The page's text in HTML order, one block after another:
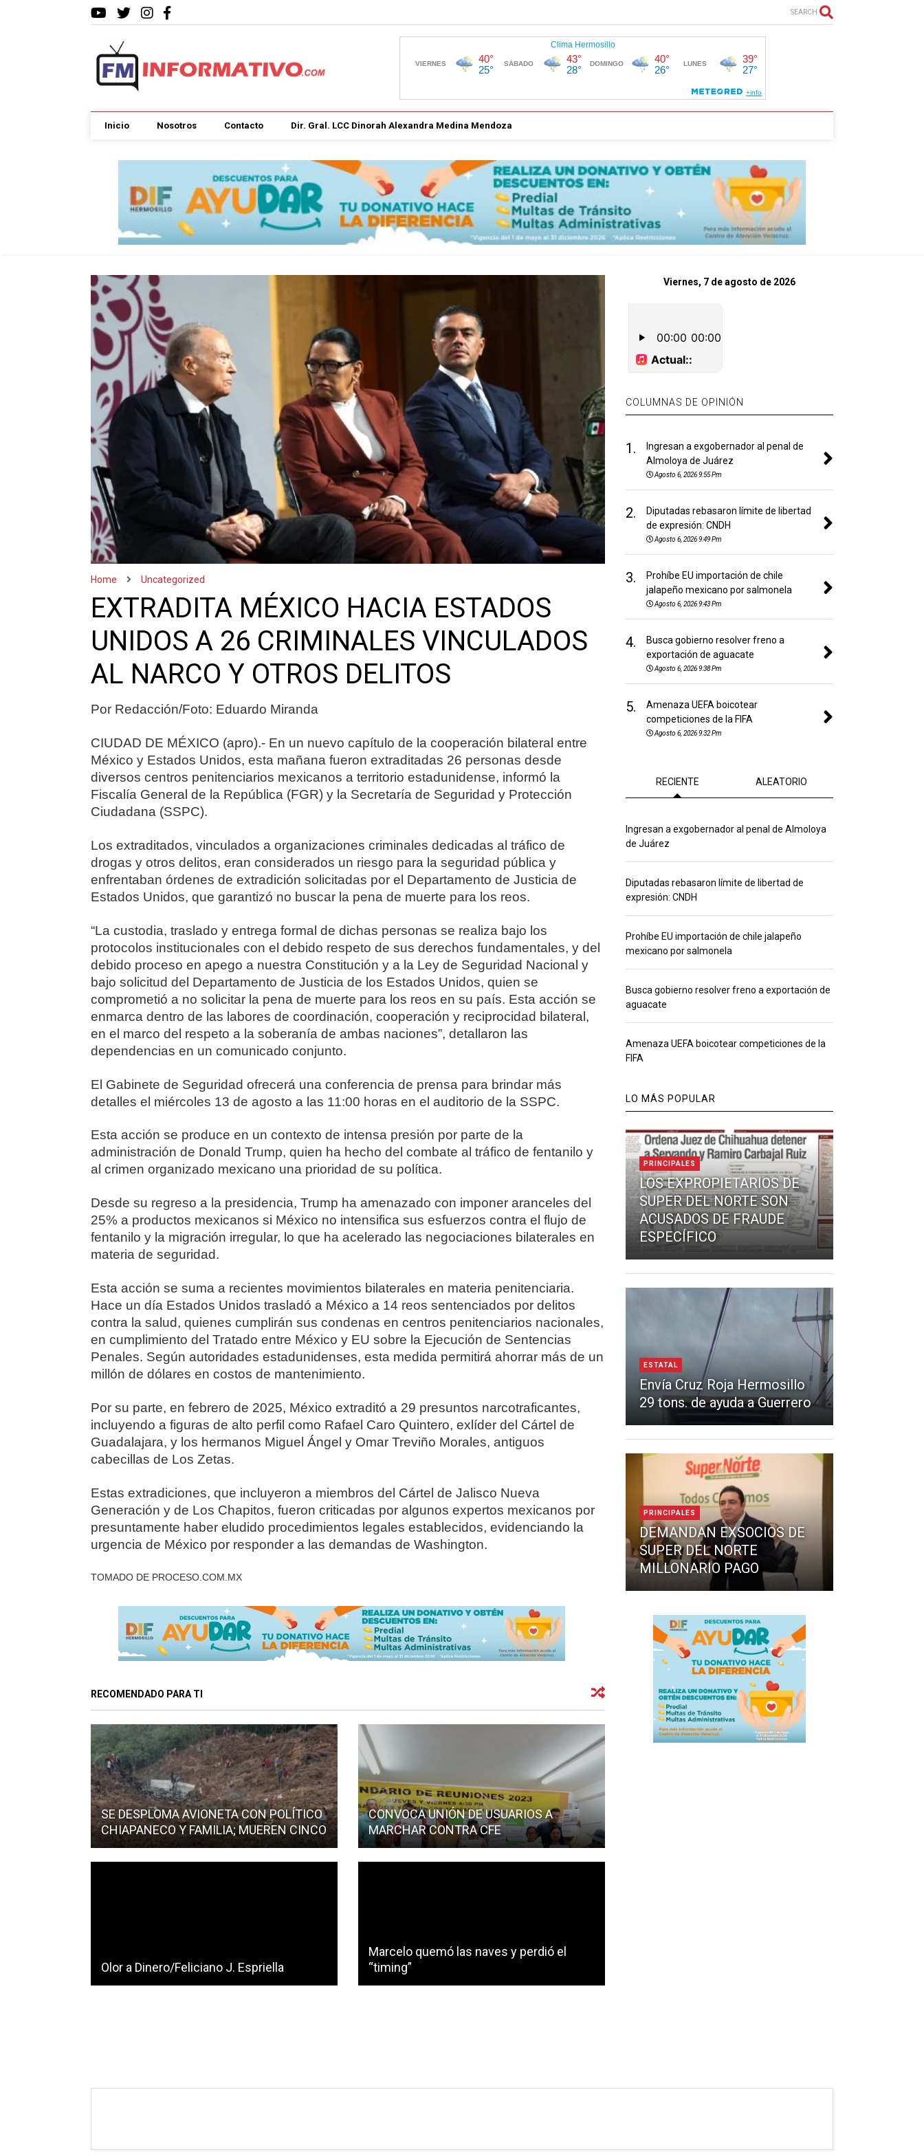
SEARCH
Inicio Nosotros Contacto Dir. Gral. LCC Dinorah Alexandra Medina Mendoza
Home Uncategorized
EXTRADITA MÉXICO HACIA ESTADOS
UNIDOS A 26 CRIMINALES VINCULADOS
AL NARCO Y OTROS DELITOS
Por Redacción/Foto: Eduardo Miranda
CIUDAD DE MÉXICO (apro).- En un nuevo capítulo de la cooperación bilateral entre
México y Estados Unidos, esta mañana fueron extraditadas 26 personas desde
diversos centros penitenciarios mexicanos a territorio estadunidense, informó la
Fiscalía General de la República (FGR) y la Secretaría de Seguridad y Protección
Ciudadana (SSPC).
Los extraditados, vinculados a organizaciones criminales dedicadas al tráfico de
drogas y otros delitos, eran considerados un riesgo para la seguridad pública y
enfrentaban órdenes de extradición solicitadas por el Departamento de Justicia de
Estados Unidos, que garantizó no buscar la pena de muerte para los reos.
“La custodia, traslado y entrega formal de dichas personas se realiza bajo los
protocolos institucionales con el debido respeto de sus derechos fundamentales, y del
debido proceso en apego a nuestra Constitución y a la Ley de Seguridad Nacional y
bajo solicitud del Departamento de Justicia de los Estados Unidos, quien se
comprometió a no solicitar la pena de muerte para los reos en su país. Esta acción se
enmarca dentro de las labores de coordinación, cooperación y reciprocidad bilateral,
en el marco del respeto a la soberanía de ambas naciones”, detallaron las
dependencias en un comunicado conjunto.
El Gabinete de Seguridad ofrecerá una conferencia de prensa para brindar más
detalles el miércoles 13 de agosto a las 11:00 horas en el auditorio de la SSPC.
Esta acción se produce en un contexto de intensa presión por parte de la
administración de Donald Trump, quien ha hecho del combate al tráfico de fentanilo y
al crimen organizado mexicano una prioridad de su política.
Desde su regreso a la presidencia, Trump ha amenazado con imponer aranceles del
25% a productos mexicanos si México no intensifica sus esfuerzos contra el flujo de
fentanilo y la migración irregular, lo que ha acelerado las negociaciones bilaterales en
materia de seguridad.
Esta acción se suma a recientes movimientos bilaterales en materia penitenciaria.
Hace un día Estados Unidos trasladó a México a 14 reos sentenciados por delitos
contra la salud, quienes cumplirán sus condenas en centros penitenciarios nacionales,
en cumplimiento del Tratado entre México y EU sobre la Ejecución de Sentencias
Penales. Según autoridades estadunidenses, esta medida permitirá ahorrar más de un
millón de dólares en costos de mantenimiento.
Por su parte, en febrero de 2025, México extraditó a 29 presuntos narcotraficantes,
incluyendo a figuras de alto perfil como Rafael Caro Quintero, exlíder del Cártel de
Guadalajara, y los hermanos Miguel Ángel y Omar Treviño Morales, antiguos
cabecillas de Los Zetas.
Estas extradiciones, que incluyeron a miembros del Cártel de Jalisco Nueva
Generación y de Los Chapitos, fueron criticadas por algunos expertos mexicanos por
presuntamente haber eludido procedimientos legales establecidos, evidenciando la
urgencia de México por responder a las demandas de Washington.
TOMADO DE PROCESO.COM.MX
RECOMENDADO PARA TI
SE DESPLOMA AVIONETA CON POLÍTICO
CHIAPANECO Y FAMILIA; MUEREN CINCO
CONVOCA UNIÓN DE USUARIOS A
MARCHAR CONTRA CFE
Olor a Dinero/Feliciano J. Espriella
Marcelo quemó las naves y perdió el
“timing”
Viernes, 7 de agosto de 2026
COLUMNAS DE OPINIÓN
1.
Ingresan a exgobernador al penal de
Almoloya de Juárez
Agosto 6, 2026 9:55 Pm
2.
Diputadas rebasaron límite de libertad
de expresión: CNDH
Agosto 6, 2026 9:49 Pm
3.
Prohíbe EU importación de chile
jalapeño mexicano por salmonela
Agosto 6, 2026 9:43 Pm
4.
Busca gobierno resolver freno a
exportación de aguacate
Agosto 6, 2026 9:38 Pm
5.
Amenaza UEFA boicotear
competiciones de la FIFA
Agosto 6, 2026 9:32 Pm
RECIENTE ALEATORIO
Ingresan a exgobernador al penal de Almoloya
de Juárez
Diputadas rebasaron límite de libertad de
expresión: CNDH
Prohíbe EU importación de chile jalapeño
mexicano por salmonela
Busca gobierno resolver freno a exportación de
aguacate
Amenaza UEFA boicotear competiciones de la
FIFA
LO MÁS POPULAR
PRINCIPALES
LOS EXPROPIETARIOS DE
SUPER DEL NORTE SON
ACUSADOS DE FRAUDE
ESPECÍFICO
ESTATAL
Envía Cruz Roja Hermosillo
29 tons. de ayuda a Guerrero
PRINCIPALES
DEMANDAN EXSOCIOS DE
SUPER DEL NORTE
MILLONARIO PAGO